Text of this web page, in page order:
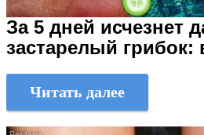
За 5 дней исчезнет
застарелый грибок:
Читать далее